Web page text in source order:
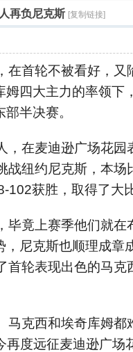
再负尼克斯 [复制链接]
首轮不被看好，又
四大主力的率领下
半决赛。
在麦迪逊广场花园
纽约尼克斯，本场
获胜，取得了大
竟上赛季他们就在
尼克斯也顺理成章
轮表现出色的马克
克西和埃奇库姆都
度远征麦迪逊广场